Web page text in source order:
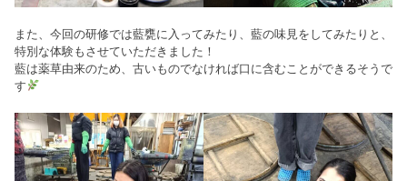
また、今回の研修では藍甕に入ってみたり、藍の味見をしてみたりと、
特別な体験もさせていただきました！
藍は薬草由来のため、古いものでなければ口に含むことができるそうで
す